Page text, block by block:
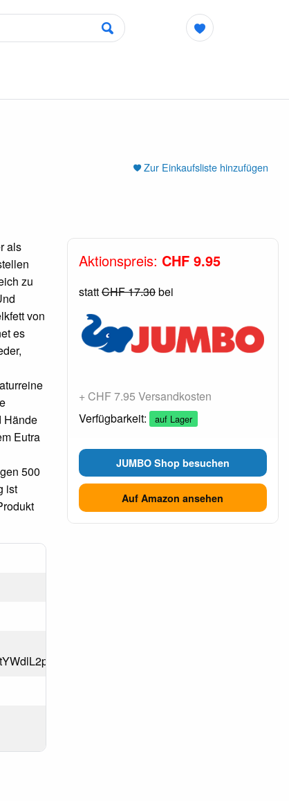
Zur Einkaufsliste hinzufügen
als
zu
von
es
Hände
Eutra
500
ist
Aktionspreis: CHF 9.95
stattCHF 17.30bei
+ CHF 7.95 Versandkosten
Verfügbarkeit:
auf Lager
JUMBO Shop besuchen
Auf Amazon ansehen